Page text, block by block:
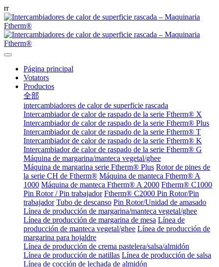
rr
Página principal
Votators
Productos
全部
intercambiadores de calor de superficie rascada
Intercambiador de calor de raspado de la serie Ftherm® X
Intercambiador de calor de raspado de la serie Ftherm® Plus
Intercambiador de calor de raspado de la serie Ftherm® T
Intercambiador de calor de raspado de la serie Ftherm® K
Intercambiador de calor de raspado de la serie Ftherm® G
Máquina de margarina/manteca vegetal/ghee
Máquina de margarina serie Ftherm® Plus Rotor de pines de
la serie CH de Ftherm® Máquina de manteca Ftherm® A
1000 Máquina de manteca Ftherm® A 2000 Ftherm® C1000
Pin Rotor / Pin trabajador Ftherm® C2000 Pin Rotor/Pin
trabajador Tubo de descanso Pin Rotor/Unidad de amasado
Línea de producción de margarina/manteca vegetal/ghee
Línea de producción de margarina de mesa Línea de
producción de manteca vegetal/ghee Línea de producción de
margarina para hojaldre
Línea de producción de crema pastelera/salsa/almidón
Línea de producción de natillas Línea de producción de salsa
Línea de cocción de lechada de almidón